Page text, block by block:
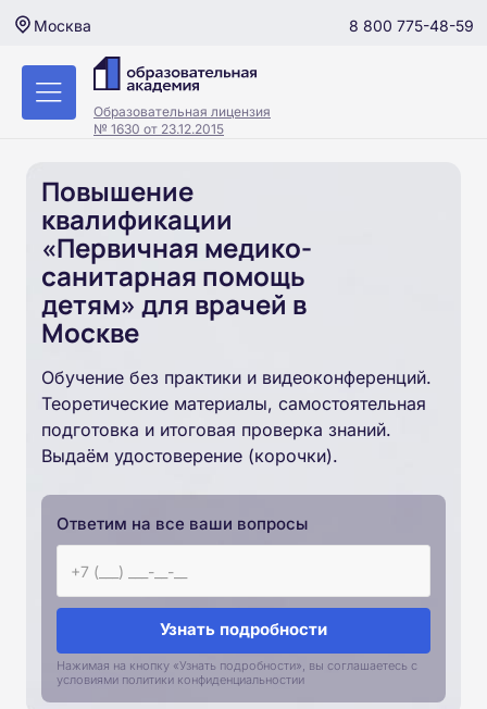
Москва 8 800 775-48-59
Образовательная лицензия
№ 1630 от 23.12.2015
Повышение
квалификации
«Первичная медико-
санитарная помощь
детям» для врачей в
Москве
Обучение без практики и видеоконференций.
Теоретические материалы, самостоятельная
подготовка и итоговая проверка знаний.
Выдаём удостоверение (корочки).
Ответим на все ваши вопросы
Узнать подробности
Нажимая на кнопку «Узнать подробности», вы соглашаетесь с
условиями политики конфиденциальностии